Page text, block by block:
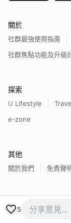
5
關於
社群最強使用指南
社群焦點功能及升級
探索
U Lifestyle
e-zone
其他
關於我們 免責聲
香港經濟日報版權所有©